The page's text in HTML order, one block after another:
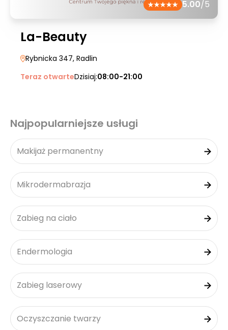
5.00/5
La-Beauty
Rybnicka 347, Radlin
Teraz otwarteDzisiaj:08:00-21:00
Najpopularniejsze usługi
Makijaż permanentny
Mikrodermabrazja
Zabieg na ciało
Endermologia
Zabieg laserowy
Oczyszczanie twarzy